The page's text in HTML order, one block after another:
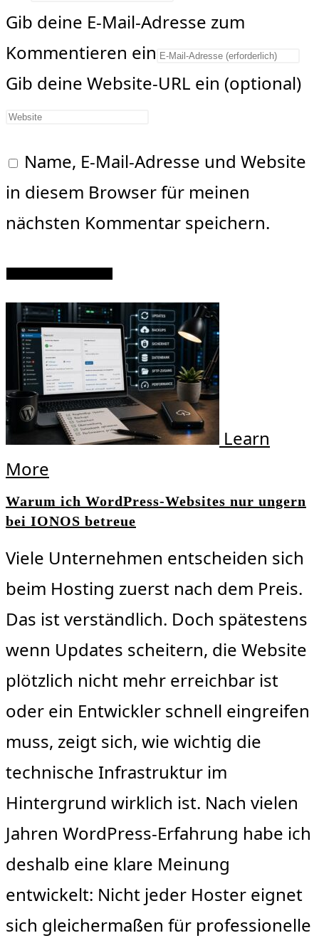
Gib deine E-Mail-Adresse zum
Kommentieren ein
Gib deine Website-URL ein (optional)
Name, E-Mail-Adresse und Website
in diesem Browser für meinen
nächsten Kommentar speichern.
Learn
More
Warum ich WordPress-Websites nur ungern
bei IONOS betreue
Viele Unternehmen entscheiden sich
beim Hosting zuerst nach dem Preis.
Das ist verständlich. Doch spätestens
wenn Updates scheitern, die Website
plötzlich nicht mehr erreichbar ist
oder ein Entwickler schnell eingreifen
muss, zeigt sich, wie wichtig die
technische Infrastruktur im
Hintergrund wirklich ist. Nach vielen
Jahren WordPress-Erfahrung habe ich
deshalb eine klare Meinung
entwickelt: Nicht jeder Hoster eignet
sich gleichermaßen für professionelle